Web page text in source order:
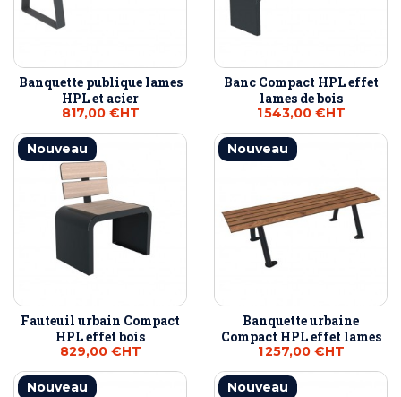
Banquette publique lames
HPL et acier
817,00 €HT
Banc Compact HPL effet
lames de bois
1 543,00 €HT
Nouveau
Fauteuil urbain Compact
HPL effet bois
829,00 €HT
Nouveau
Banquette urbaine
Compact HPL effet lames
1 257,00 €HT
Nouveau Nouveau